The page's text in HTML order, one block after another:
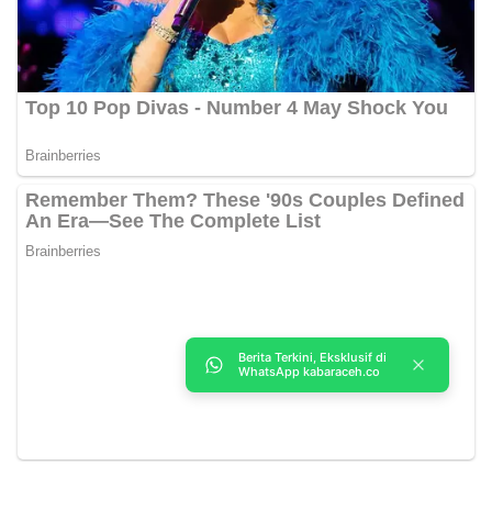
Berita Terkini, Eksklusif di
WhatsApp kabaraceh.co